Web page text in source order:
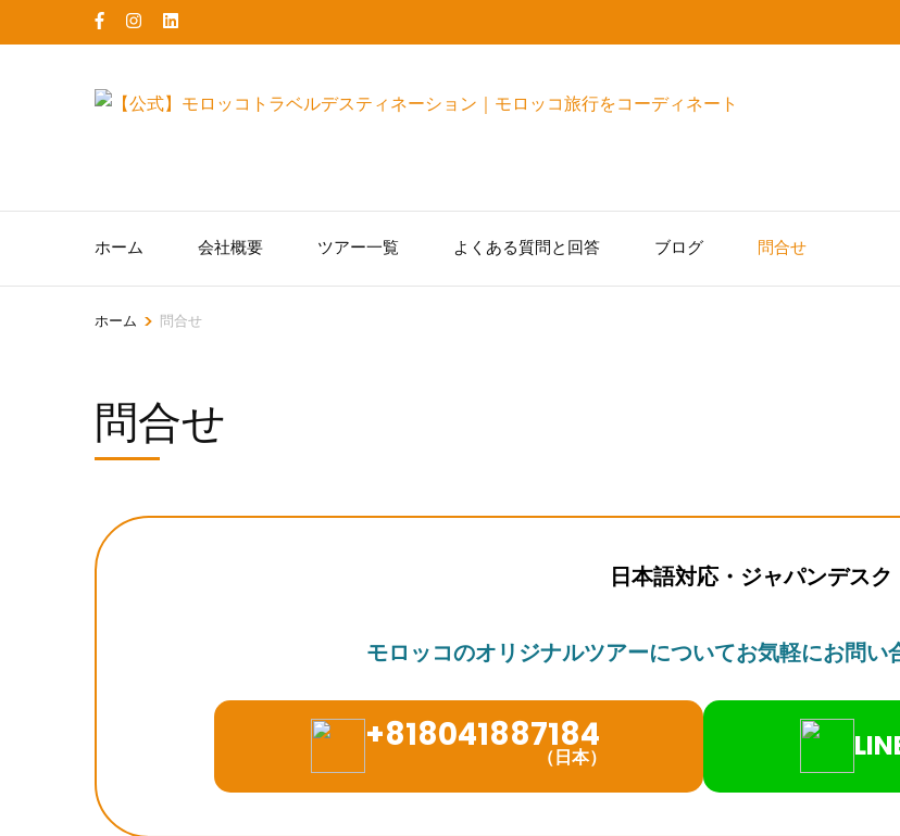
ン
プ
ホーム 会社概要 ツアー一覧 よくある質問と回答 ブログ 問合せ
ホーム > 問合せ
問合せ
日本語対応・ジャパンデスク
モロッコのオリジナルツアーについてお気軽にお問い
+818041887184
（日本）